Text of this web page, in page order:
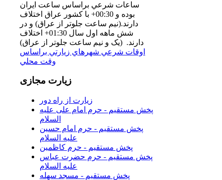
ساعات شرعي براساس ساعت ايران
بوده و 00:30+ با كشور عراق اختلاف
دارند.(نيم ساعت جلوتر از عراق) و در
شش ماهه اول سال 01:30+ اختلاف
دارند. (یک و نیم ساعت جلوتر از عراق)
اوقات شرعي شهرهاي زيارتي براساس
وقت محلي
زیارت مجازی
زیارت از راه دور
پخش مستقیم - حرم امام علی علیه
السلام
پخش مستقیم - حرم امام حسین
علیه السلام
پخش مستقیم - حرم کاظمین
پخش مستقیم - حرم حضرت عباس
علیه السلام
پخش مستقیم - مسجد سهله